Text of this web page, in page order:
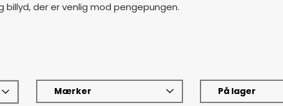
der er venlig mod pengepungen.
Mærker På lager